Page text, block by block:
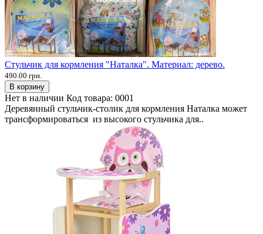
Стульчик для кормления "Наталка". Материал: дерево.
490.00 грн.
В корзину
Нет в наличии Код товара: 0001
Деревянный стульчик-столик для кормления Наталка может
трансформироваться из высокого стульчика для..